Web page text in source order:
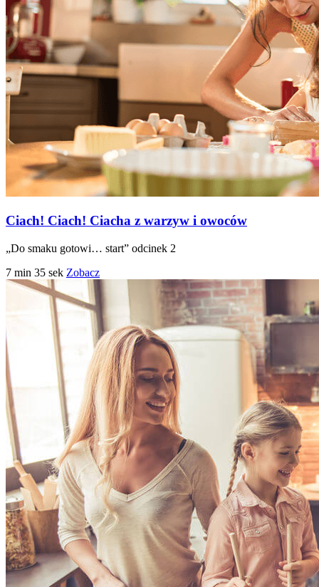
Ciach! Ciach! Ciacha z warzyw i owoców
„Do smaku gotowi… start” odcinek 2
7 min 35 sek Zobacz